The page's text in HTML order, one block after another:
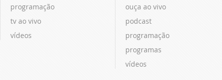
programação
tv ao vivo
vídeos
ouça ao vivo
podcast
programação
programas
vídeos